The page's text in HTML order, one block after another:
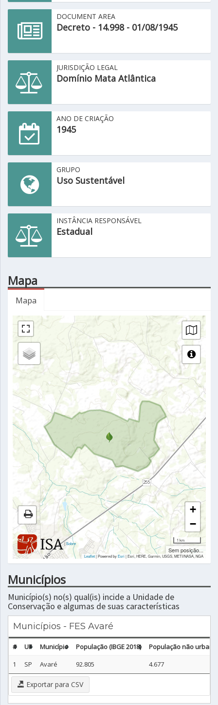
DOCUMENT AREA
Decreto - 14.998 - 01/08/1945
JURISDIÇÃO LEGAL
Domínio Mata Atlântica
ANO DE CRIAÇÃO
1945
GRUPO
Uso Sustentável
INSTÂNCIA RESPONSÁVEL
Estadual
Mapa
Mapa
|Sobre
+
−
1 km
Sem posição...
Leaflet| Powered byEsri|Esri, HERE, Garmin, USGS, METI/NASA, NGA
Municípios
Município(s) no(s) qual(is) incide a Unidade de
Conservação e algumas de suas características
Municípios - FES Avaré
# UF Município População (IBGE 2018)
População não urbana
1
SP Avaré 92.805 4.677
Exportar para CSV